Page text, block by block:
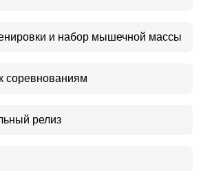
и набор мышечной массы
соревнованиям
релиз